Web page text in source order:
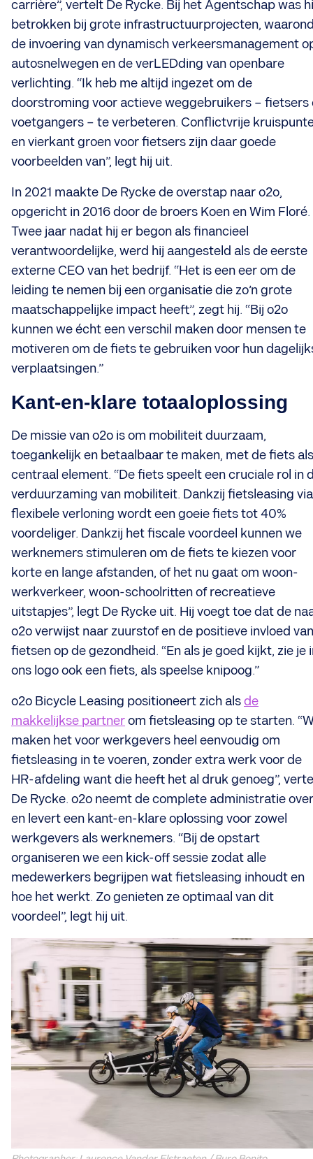
carrière”, vertelt De Rycke. Bij het Agentschap was
betrokken bij grote infrastructuurprojecten,
de invoering van dynamisch verkeersmanagement
autosnelwegen en de verLEDding van openbare
verlichting. “Ik heb me altijd ingezet om de
doorstroming voor actieve weggebruikers – fietsers
voetgangers – te verbeteren. Conflictvrije
en vierkant groen voor fietsers zijn daar goede
voorbeelden van”, legt hij uit.
In 2021 maakte De Rycke de overstap naar o2o,
opgericht in 2016 door de broers Koen en Wim Floré.
Twee jaar nadat hij er begon als financieel
verantwoordelijke, werd hij aangesteld als de eerste
externe CEO van het bedrijf. “Het is een eer om de
leiding te nemen bij een organisatie die zo’n grote
maatschappelijke impact heeft”, zegt hij. “Bij o2o
kunnen we écht een verschil maken door mensen te
motiveren om de fiets te gebruiken voor hun
verplaatsingen.”
Kant-en-klare totaaloplossing
De missie van o2o is om mobiliteit duurzaam,
toegankelijk en betaalbaar te maken, met de fiets als
centraal element. “De fiets speelt een cruciale rol in
verduurzaming van mobiliteit. Dankzij fietsleasing via
flexibele verloning wordt een goeie fiets tot 40%
voordeliger. Dankzij het fiscale voordeel kunnen we
werknemers stimuleren om de fiets te kiezen voor
korte en lange afstanden, of het nu gaat om woon-
werkverkeer, woon-schoolritten of recreatieve
uitstapjes”, legt De Rycke uit. Hij voegt toe dat de
o2o verwijst naar zuurstof en de positieve invloed van
fietsen op de gezondheid. “En als je goed kijkt, zie je
ons logo ook een fiets, als speelse knipoog.”
o2o Bicycle Leasing positioneert zich alsde
makkelijkse partnerom fietsleasing op te starten.
maken het voor werkgevers heel eenvoudig om
fietsleasing in te voeren, zonder extra werk voor de
HR-afdeling want die heeft het al druk genoeg”,
De Rycke. o2o neemt de complete administratie over
en levert een kant-en-klare oplossing voor zowel
werkgevers als werknemers. “Bij de opstart
organiseren we een kick-off sessie zodat alle
medewerkers begrijpen wat fietsleasing inhoudt en
hoe het werkt. Zo genieten ze optimaal van dit
voordeel”, legt hij uit.